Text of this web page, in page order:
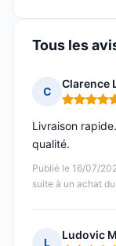
Tous les
C
Clarence
Note : 5
Publié le 16/07/
suite à un achat
Livraison
qualité.
L
Ludovic